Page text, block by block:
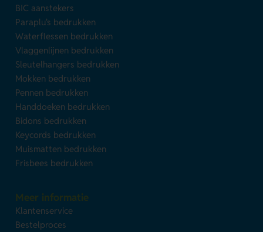
BIC aanstekers
Paraplu's bedrukken
Waterflessen bedrukken
Vlaggenlijnen bedrukken
Sleutelhangers bedrukken
Mokken bedrukken
Pennen bedrukken
Handdoeken bedrukken
Bidons bedrukken
Keycords bedrukken
Muismatten bedrukken
Frisbees bedrukken
Meer informatie
Klantenservice
Bestelproces